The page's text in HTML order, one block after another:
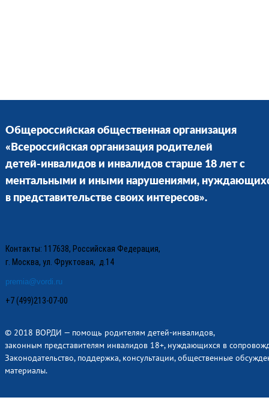
Общероссийская общественная организация
«Всероссийская организация родителей
детей-инвалидов и инвалидов старше 18 лет с
ментальными и иными нарушениями,
в представительстве своих интересов».
Контакты: 117638, Российская Федерация,
г. Москва, ул. Фруктовая, д.14
premia@vordi.ru
+7 (499)213-07-00
© 2018 ВОРДИ — помощь родителям детей-инвалидов,
законным представителям инвалидов 18+, нуждающихся в
Законодательство, поддержка, консультации, общественные
материалы.